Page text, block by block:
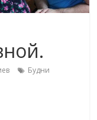
Будни